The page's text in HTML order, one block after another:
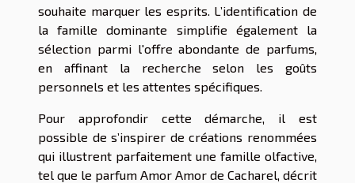
souhaite marquer les esprits. L’identification de
la famille dominante simplifie également la
sélection parmi l'offre abondante de parfums,
en affinant la recherche selon les goûts
personnels et les attentes spécifiques.
Pour approfondir cette démarche, il est
possible de s’inspirer de créations renommées
qui illustrent parfaitement une famille olfactive,
tel que le parfum Amor Amor de Cacharel, décrit